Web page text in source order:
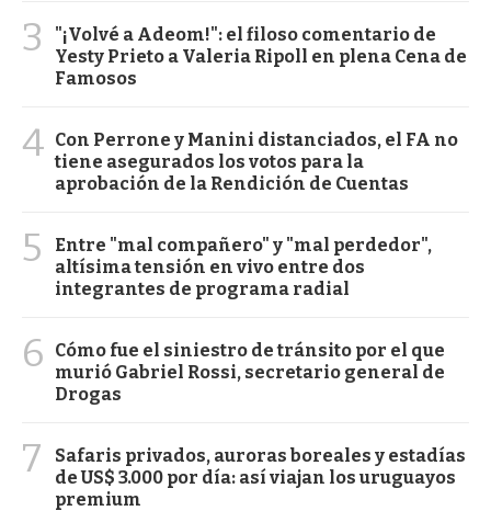
3
"¡Volvé a Adeom!": el filoso comentario de
Yesty Prieto a Valeria Ripoll en plena Cena de
Famosos
4 Con Perrone y Manini distanciados, el FA no
tiene asegurados los votos para la
aprobación de la Rendición de Cuentas
5
Entre "mal compañero" y "mal perdedor",
altísima tensión en vivo entre dos
integrantes de programa radial
6
Cómo fue el siniestro de tránsito por el que
murió Gabriel Rossi, secretario general de
Drogas
7
Safaris privados, auroras boreales y estadías
de US$ 3.000 por día: así viajan los uruguayos
premium